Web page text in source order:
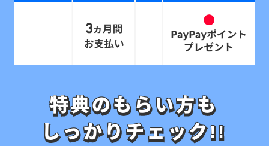
特典のもらい方も
しっかりチェック!!
特典のもらい方も
しっかりチェック!!